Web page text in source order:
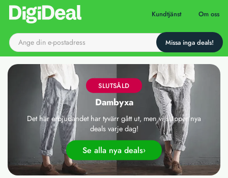
Till startsidan Kundtjänst Om oss
SLUTSÅLD
Dambyxa
Det här erbjudandet har tyvärr gått ut, men vi släpper nya
deals varje dag!
Se alla nya deals